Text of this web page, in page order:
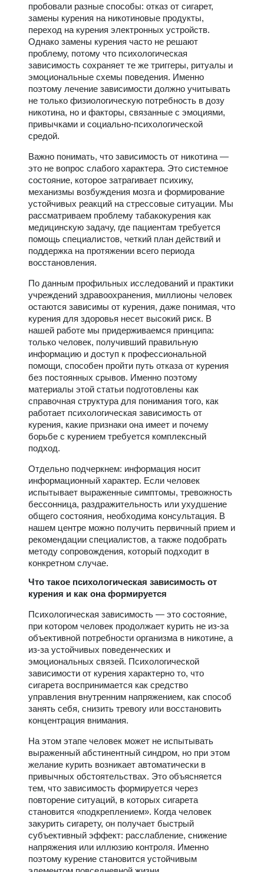
пробовали разные способы: отказ от сигарет,
замены курения на никотиновые продукты,
переход на курения электронных устройств.
Однако замены курения часто не решают
проблему, потому что психологическая
зависимость сохраняет те же триггеры, ритуалы и
эмоциональные схемы поведения. Именно
поэтому лечение зависимости должно учитывать
не только физиологическую потребность в дозу
никотина, но и факторы, связанные с эмоциями,
привычками и социально-психологической
средой.
Важно понимать, что зависимость от никотина —
это не вопрос слабого характера. Это системное
состояние, которое затрагивает психику,
механизмы возбуждения мозга и формирование
устойчивых реакций на стрессовые ситуации. Мы
рассматриваем проблему табакокурения как
медицинскую задачу, где пациентам требуется
помощь специалистов, четкий план действий и
поддержка на протяжении всего периода
восстановления.
По данным профильных исследований и практики
учреждений здравоохранения, миллионы человек
остаются зависимы от курения, даже понимая, что
курения для здоровья несет высокий риск. В
нашей работе мы придерживаемся принципа:
только человек, получивший правильную
информацию и доступ к профессиональной
помощи, способен пройти путь отказа от курения
без постоянных срывов. Именно поэтому
материалы этой статьи подготовлены как
справочная структура для понимания того, как
работает психологическая зависимость от
курения, какие признаки она имеет и почему
борьбе с курением требуется комплексный
подход.
Отдельно подчеркнем: информация носит
информационный характер. Если человек
испытывает выраженные симптомы, тревожность
бессонница, раздражительность или ухудшение
общего состояния, необходима консультация. В
нашем центре можно получить первичный прием и
рекомендации специалистов, а также подобрать
методу сопровождения, который подходит в
конкретном случае.
Что такое психологическая зависимость от
курения и как она формируется
Психологическая зависимость — это состояние,
при котором человек продолжает курить не из-за
объективной потребности организма в никотине, а
из-за устойчивых поведенческих и
эмоциональных связей. Психологической
зависимости от курения характерно то, что
сигарета воспринимается как средство
управления внутренним напряжением, как способ
занять себя, снизить тревогу или восстановить
концентрация внимания.
На этом этапе человек может не испытывать
выраженный абстинентный синдром, но при этом
желание курить возникает автоматически в
привычных обстоятельствах. Это объясняется
тем, что зависимость формируется через
повторение ситуаций, в которых сигарета
становится «подкреплением». Когда человек
закурить сигарету, он получает быстрый
субъективный эффект: расслабление, снижение
напряжения или иллюзию контроля. Именно
поэтому курение становится устойчивым